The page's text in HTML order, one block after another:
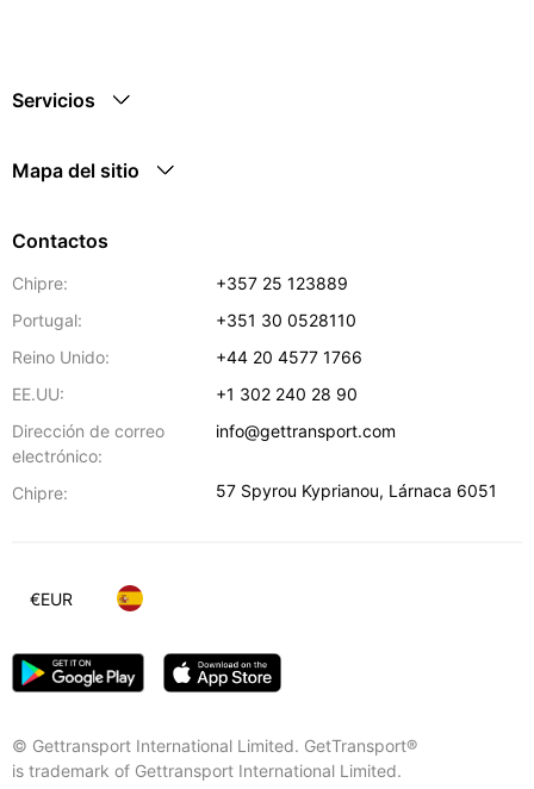
Servicios
Mapa del sitio
Contactos
Chipre:
+357 25 123889
Portugal:
+351 30 0528110
Reino Unido:
+44 20 4577 1766
EE.UU:
+1 302 240 28 90
Dirección de correo
electrónico:
info@gettransport.com
Chipre: 57 Spyrou Kyprianou, Lárnaca 6051
© Gettransport International Limited. GetTransport®
is trademark of Gettransport International Limited.
€EUR